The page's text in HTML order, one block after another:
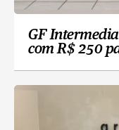
GF
com R$ 250